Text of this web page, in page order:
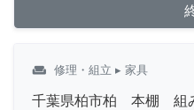
weekend 修理・組立 ▸ 家具
千葉県柏市柏 本棚 組